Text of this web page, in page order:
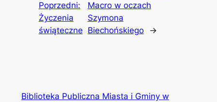
Poprzedni:
Życzenia
świąteczne
Macro w oczach
Szymona
Biechońskiego
→
Biblioteka Publiczna Miasta i Gminy w